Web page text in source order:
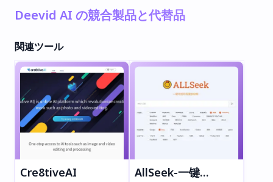
Deevid AI の競合製品と代替品
関連ツール
Cre8tiveAI AllSeek-一键尽揽所有搜索结果